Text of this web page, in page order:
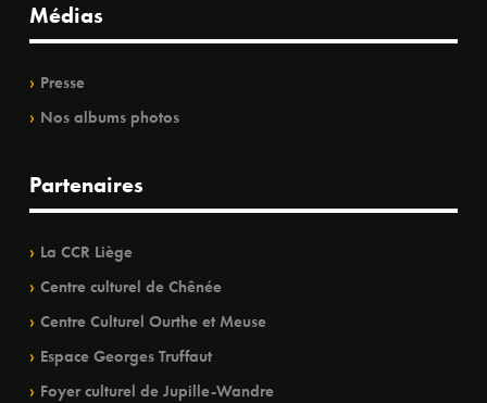
Médias
Presse
Nos albums photos
Partenaires
La CCR Liège
Centre culturel de Chênée
Centre Culturel Ourthe et Meuse
Espace Georges Truffaut
Foyer culturel de Jupille-Wandre